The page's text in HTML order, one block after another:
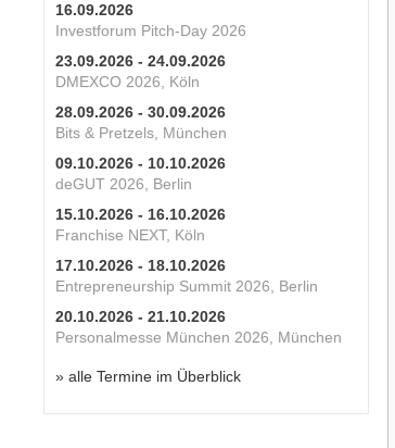
16.09.2026
Investforum Pitch-Day 2026
23.09.2026 - 24.09.2026
DMEXCO 2026, Köln
28.09.2026 - 30.09.2026
Bits & Pretzels, München
09.10.2026 - 10.10.2026
deGUT 2026, Berlin
15.10.2026 - 16.10.2026
Franchise NEXT, Köln
17.10.2026 - 18.10.2026
Entrepreneurship Summit 2026, Berlin
20.10.2026 - 21.10.2026
Personalmesse München 2026, München
» alle Termine im Überblick